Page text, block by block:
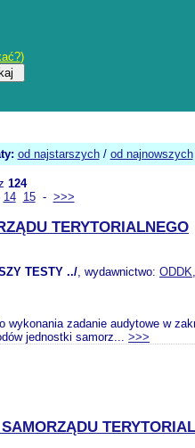
)
od najstarszych/ od najnowszych
124
14 15- >>>
TERYTORIALNEGO
TESTY ../, wydawnictwo: ODDK
zadanie audytowe w
jednostki samorz... >>>